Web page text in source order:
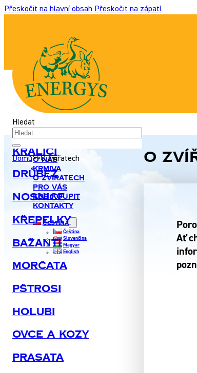
Přeskočit na hlavní obsah Přeskočit na zápatí
+420 517 307 701 info@energyshobby.cz
Hledat
Domů>>O zvířatech
O nás
Krmiva
O zvířatech
Pro Vás
Kde koupit
Kontakty
Čeština
Čeština
Slovenčina
Magyar
English
Králíci
Drůbež
Nosnice
Křepelky
Bažanti
Morčata
Pštrosi
Holubi
Ovce A Kozy
Prasata
O
Ať